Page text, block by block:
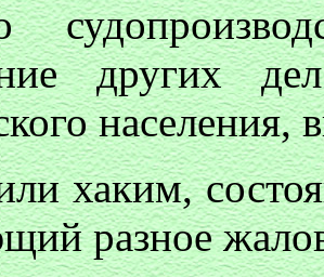
других
хаким,
разное